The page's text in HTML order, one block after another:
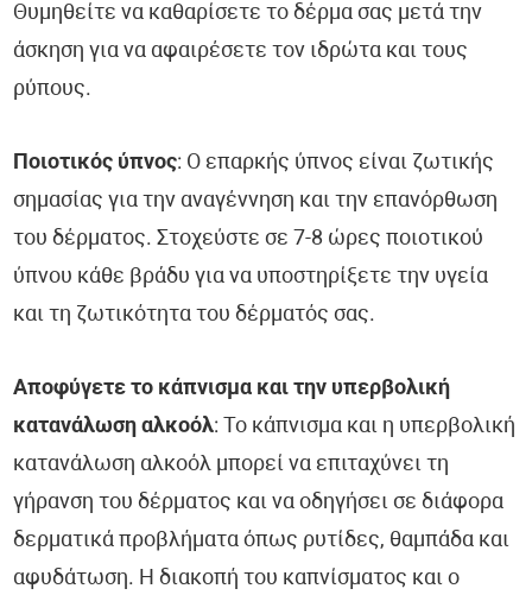
Θυμηθείτε να καθαρίσετε το δέρμα σας μετά την
άσκηση για να αφαιρέσετε τον ιδρώτα και τους
ρύπους.
Ποιοτικός ύπνος: Ο επαρκής ύπνος είναι ζωτικής
σημασίας για την αναγέννηση και την επανόρθωση
του δέρματος. Στοχεύστε σε 7-8 ώρες ποιοτικού
ύπνου κάθε βράδυ για να υποστηρίξετε την υγεία
και τη ζωτικότητα του δέρματός σας.
Αποφύγετε το κάπνισμα και την υπερβολική
κατανάλωση αλκοόλ: Το κάπνισμα και η υπερβολική
κατανάλωση αλκοόλ μπορεί να επιταχύνει τη
γήρανση του δέρματος και να οδηγήσει σε διάφορα
δερματικά προβλήματα όπως ρυτίδες, θαμπάδα και
αφυδάτωση. Η διακοπή του καπνίσματος και ο